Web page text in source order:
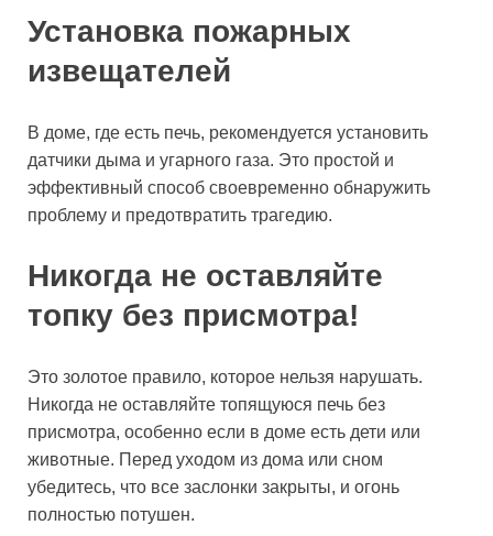
Установка пожарных
извещателей
В доме, где есть печь, рекомендуется установить
датчики дыма и угарного газа. Это простой и
эффективный способ своевременно обнаружить
проблему и предотвратить трагедию.
Никогда не оставляйте
топку без присмотра!
Это золотое правило, которое нельзя нарушать.
Никогда не оставляйте топящуюся печь без
присмотра, особенно если в доме есть дети или
животные. Перед уходом из дома или сном
убедитесь, что все заслонки закрыты, и огонь
полностью потушен.